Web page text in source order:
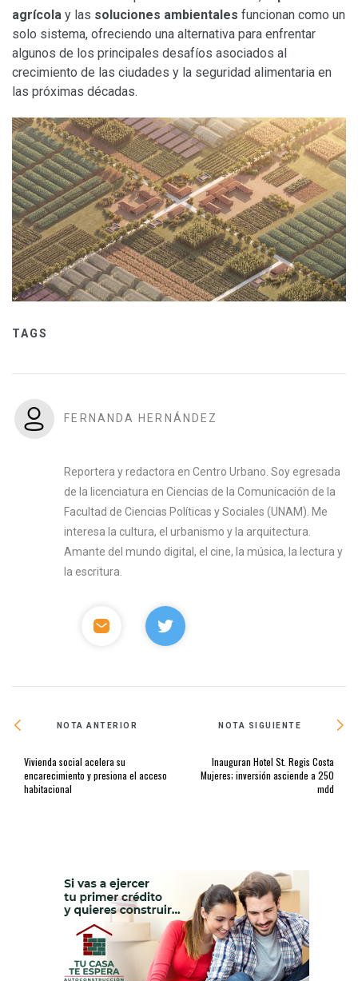
agrícola y las soluciones ambientales funcionan como un
solo sistema, ofreciendo una alternativa para enfrentar
algunos de los principales desafíos asociados al
crecimiento de las ciudades y la seguridad alimentaria en
las próximas décadas.
TAGS
FERNANDA HERNÁNDEZ
Reportera y redactora en Centro Urbano. Soy egresada
de la licenciatura en Ciencias de la Comunicación de la
Facultad de Ciencias Políticas y Sociales (UNAM). Me
interesa la cultura, el urbanismo y la arquitectura.
Amante del mundo digital, el cine, la música, la lectura y
la escritura.
NOTA ANTERIOR
Vivienda social acelera su
encarecimiento y presiona el acceso
habitacional
NOTA SIGUIENTE
Inauguran Hotel St. Regis Costa
Mujeres; inversión asciende a 250
mdd